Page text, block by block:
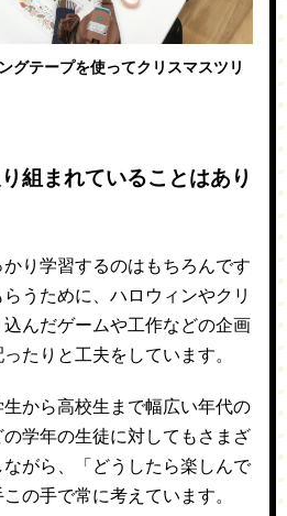
グテープを使ってクリスマスツリ
組まれていることはあり
り学習するのはもちろんです
うために、ハロウィンやクリ
んだゲームや工作などの企画
たりと工夫をしています。
から高校生まで幅広い年代の
学年の生徒に対してもさまざ
がら、「どうしたら楽しんで
の手で常に考えています。